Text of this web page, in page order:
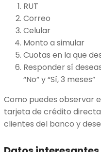
RUT
Correo
Celular
Monto a simular
Cuotas en la que
Responder sí
“No” y “Sí, 3 meses”
Como puedes observar
tarjeta de crédito
clientes del banco y